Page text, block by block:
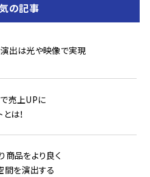
の記事
出は光や映像で実現
売上UPに
は！
商品をより良く
間を演出する